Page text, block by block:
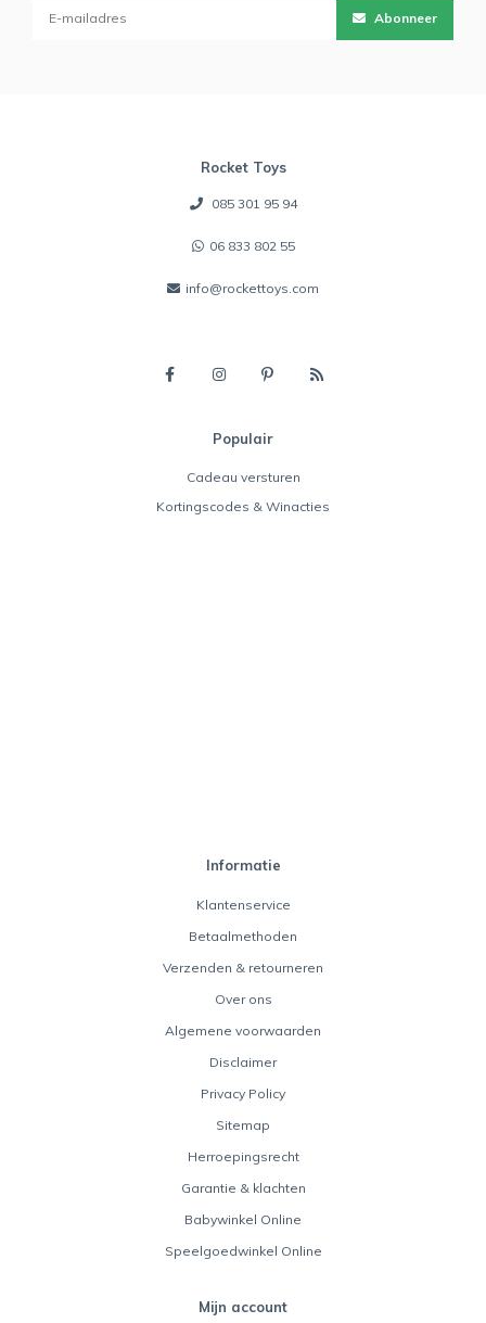
Abonneer
Rocket Toys
085 301 95 94
06 833 802 55
info@rockettoys.com
Populair
Cadeau versturen
Kortingscodes & Winacties
Informatie
Klantenservice
Betaalmethoden
Verzenden & retourneren
Over ons
Algemene voorwaarden
Disclaimer
Privacy Policy
Sitemap
Herroepingsrecht
Garantie & klachten
Babywinkel Online
Speelgoedwinkel Online
Mijn account